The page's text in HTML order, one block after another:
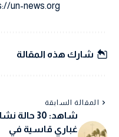
un-news.org
شارك هذه المقالة
المقالة السابقة
شاهد: 30 حالة
غباري قاسية في